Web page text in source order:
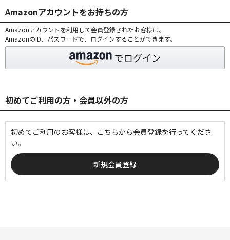
Amazonアカウントをお持ちの方
Amazonアカウントを利用して会員登録されたお客様は、
AmazonのID、パスワードで、ログインすることができます。
初めてご利用の方・会員以外の方
初めてご利用のお客様は、こちらから会員登録を行ってくださ
い。